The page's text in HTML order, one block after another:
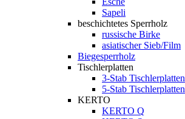
Sapeli
beschichtetes Sperrholz
russische Birke
asiatischer Sieb/Film
Biegesperrholz
Tischlerplatten
3-Stab Tischlerplatten
5-Stab Tischlerplatten
KERTO
KERTO Q